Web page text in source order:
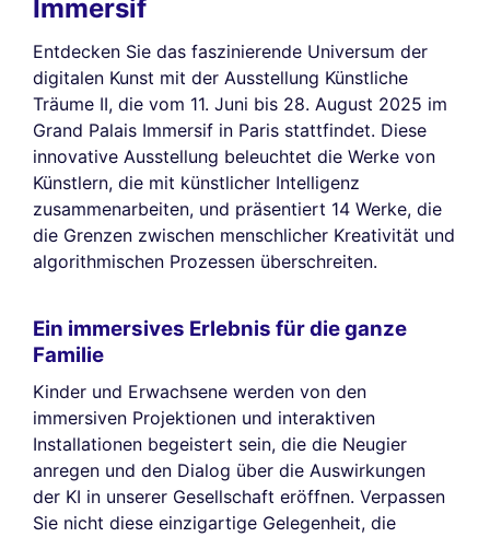
Immersif
Entdecken Sie das faszinierende Universum der
digitalen Kunst mit der Ausstellung Künstliche
Träume II, die vom 11. Juni bis 28. August 2025 im
Grand Palais Immersif in Paris stattfindet. Diese
innovative Ausstellung beleuchtet die Werke von
Künstlern, die mit künstlicher Intelligenz
zusammenarbeiten, und präsentiert 14 Werke, die
die Grenzen zwischen menschlicher Kreativität und
algorithmischen Prozessen überschreiten.
Ein immersives Erlebnis für die ganze
Familie
Kinder und Erwachsene werden von den
immersiven Projektionen und interaktiven
Installationen begeistert sein, die die Neugier
anregen und den Dialog über die Auswirkungen
der KI in unserer Gesellschaft eröffnen. Verpassen
Sie nicht diese einzigartige Gelegenheit, die